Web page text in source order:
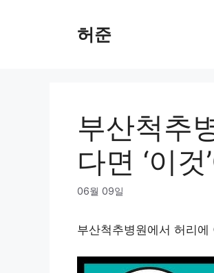
허준
부산척추
다면 ‘이
06월 09일
부산척추병원에서 허리에